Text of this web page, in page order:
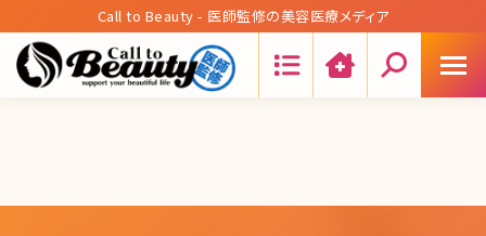
Call to Beauty - 医師監修の美容医療メディア